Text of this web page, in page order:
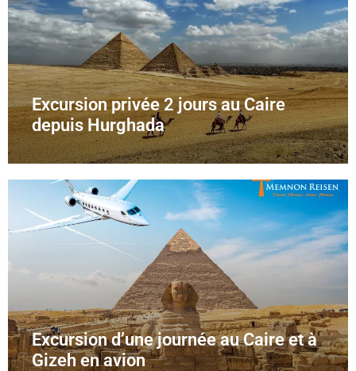
Excursion privée 2 jours au Caire
depuis Hurghada
Excursion d’une journée au Caire et à
Gizeh en avion